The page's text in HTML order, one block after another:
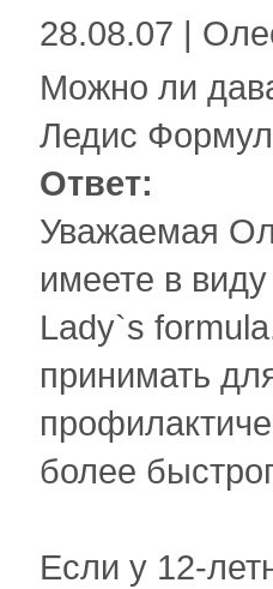
28.08.07 |
Можно ли
Ледис
Ответ:
Уважаемая
имеете в
Lady`s
принимать
более
Если у 12-